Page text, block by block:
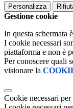
Personalizza
Gestione cookie
In questa schermata
I cookie necessari
piattaforma e non è
Per conoscere quali
visionare la
Cookie necessari